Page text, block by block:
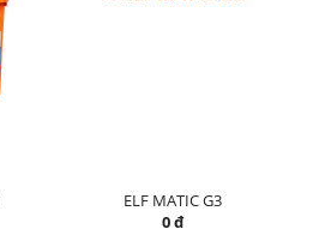
ELF MATIC G3
0 đ